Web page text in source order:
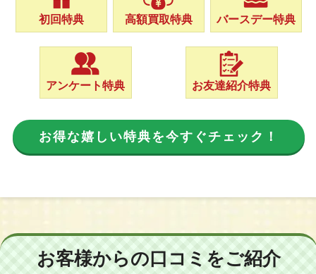
初回特典 高額買取特典 バースデー特典
アンケート特典 お友達紹介特典
お得な嬉しい特典を今すぐチェック！
お客様からの口コミをご紹介